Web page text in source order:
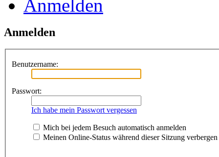
Anmelden
Anmelden
Benutzername:
Passwort:
Ich habe mein Passwort vergessen
Mich bei jedem Besuch automatisch anmelden
Meinen Online-Status während dieser Sitzung verbergen